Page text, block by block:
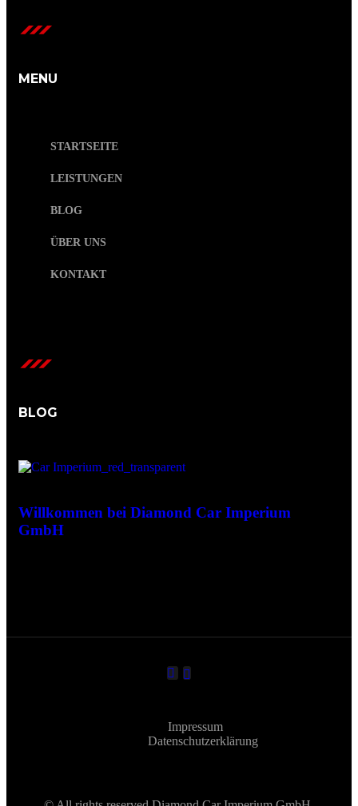
MENU
STARTSEITE
LEISTUNGEN
BLOG
ÜBER UNS
KONTAKT
BLOG
Willkommen bei Diamond Car Imperium
GmbH
Impressum
Datenschutzerklärung